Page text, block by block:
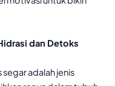
dan Detoks
adalah jenis